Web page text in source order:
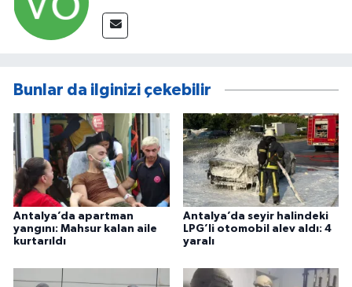
Bunlar da ilginizi çekebilir
Antalya’da apartman
yangını: Mahsur kalan aile
kurtarıldı
Antalya’da seyir halindeki
LPG’li otomobil alev aldı: 4
yaralı